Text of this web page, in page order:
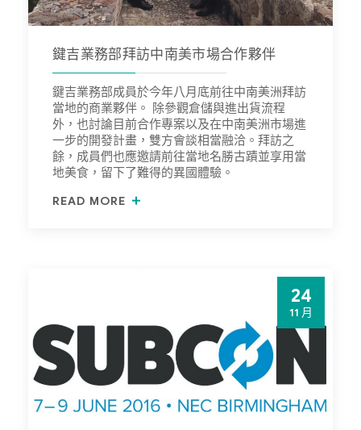
鍵吉業務部拜訪中南美市場合作夥伴
鍵吉業務部成員於今年八月底前往中南美洲拜訪
當地的商業夥伴。 除參觀倉儲與進出貨流程
外，也討論目前合作專案以及在中南美洲市場進
一步的開發計畫，雙方會談相當融洽。拜訪之
餘，成員們也應邀請前往當地名勝古蹟並享用當
地美食，留下了難得的異國體驗。
READ MORE
24
11 月